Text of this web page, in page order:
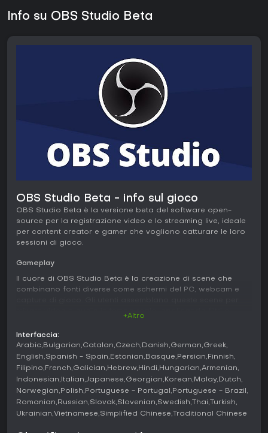
Info su OBS Studio Beta
OBS Studio Beta - info sul gioco
OBS Studio Beta è la versione beta del software open-
source per la registrazione video e lo streaming live, ideale
per content creator e gamer che vogliono catturare le loro
sessioni di gioco.
Gameplay
Il cuore di OBS Studio Beta è la creazione di scene che
combinano fonti diverse come schermi del PC, webcam e
semplice: basta aggiungere fonti, regolare le proprietà e
assegnare hotkey per azioni come il cambio scena o l'avvio
della registrazione. Il software garantisce catture ad alte
prestazioni, con un funzionamento fluido anche nei task più
pesanti.
La gestione audio spicca per il mixer intuitivo, con filtri per
fonte come noise gate, soppressione e gain, oltre
all'integrazione di plugin VST per un controllo avanzato.
+Altro
Interfaccia:
Arabic Bulgarian Catalan Czech Danish German Greek
English Spanish - Spain Estonian Basque Persian Finnish
Filipino French Galician Hebrew Hindi Hungarian Armenian
Indonesian Italian Japanese Georgian Korean Malay Dutch
Norwegian Polish Portuguese - Portugal
Portuguese - Brazil
Romanian Russian Slovak Slovenian Swedish Thai Turkish
Ukrainian Vietnamese Simplified Chinese Traditional Chinese